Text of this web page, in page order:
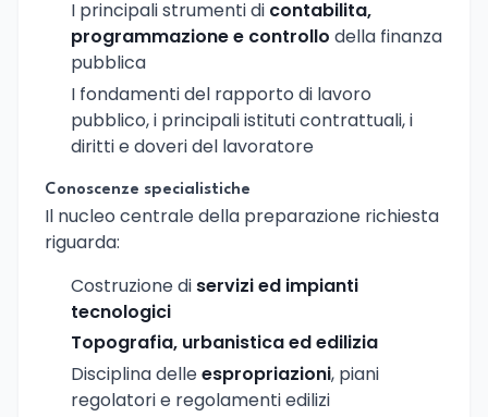
I principali strumenti di contabilita,
programmazione e controllo della finanza
pubblica
I fondamenti del rapporto di lavoro
pubblico, i principali istituti contrattuali, i
diritti e doveri del lavoratore
Conoscenze specialistiche
Il nucleo centrale della preparazione richiesta
riguarda:
Costruzione di servizi ed impianti
tecnologici
Topografia, urbanistica ed edilizia
Disciplina delleespropriazioni, piani
regolatori e regolamenti edilizi